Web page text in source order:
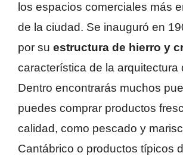
los espacios comerciales más
de la ciudad. Se inauguró en
por su estructura de hierro y
característica de la arquitectura
Dentro encontrarás muchos
puedes comprar productos
calidad, como pescado y
Cantábrico o productos típicos